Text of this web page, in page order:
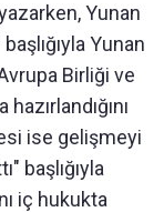
Yunan
Yunan
Birliği ve
ise gelişmeyi
başlığıyla
iç hukukta